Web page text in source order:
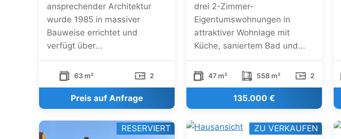
ansprechender Architektur
wurde 1985 in massiver
Bauweise errichtet und
verfügt über...
63 m² 2
Preis auf Anfrage
drei 2-Zimmer-
Eigentumswohnungen in
attraktiver Wohnlage mit
Küche, saniertem Bad und...
47 m² 558 m² 2
135.000 €
RESERVIERT ZU VERKAUFEN